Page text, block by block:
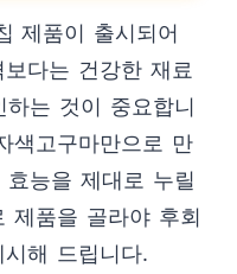
제품이 출시되어
다는 건강한 재료
는 것이 중요합니
색고구마만으로 만
능을 제대로 누릴
제품을 골라야 후회
해 드립니다.